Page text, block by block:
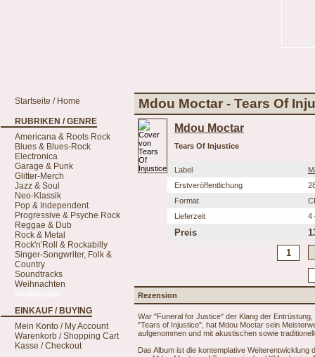
Startseite / Home
RUBRIKEN / GENRE
Americana & Roots Rock
Blues & Blues-Rock
Electronica
Garage & Punk
Glitter-Merch
Jazz & Soul
Neo-Klassik
Pop & Independent
Progressive & Psyche Rock
Reggae & Dub
Rock & Metal
Rock'n'Roll & Rockabilly
Singer-Songwriter, Folk &
Country
Soundtracks
Weihnachten
EINKAUF / BUYING
Mein Konto / My Account
Warenkorb / Shopping Cart
Kasse / Checkout
Mdou Moctar - Tears Of
Mdou Moctar
Tears Of Injustice
Label
Erstveröffentlichung
Format
Lieferzeit
4
Preis
Rezension
War "Funeral for Justice" der Klang der
"Tears of Injustice", hat Mdou Moctar sein
aufgenommen und mit akustischen sowie
Das Album ist die kontemplative